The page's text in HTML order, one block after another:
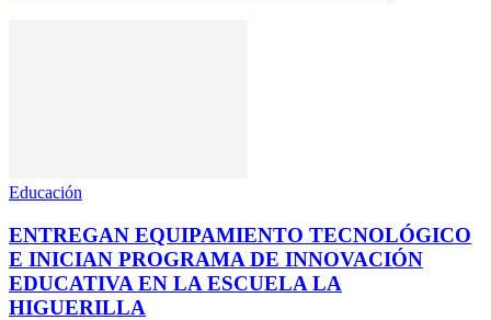
Educación
ENTREGAN EQUIPAMIENTO TECNOLÓGICO
E INICIAN PROGRAMA DE INNOVACIÓN
EDUCATIVA EN LA ESCUELA LA
HIGUERILLA